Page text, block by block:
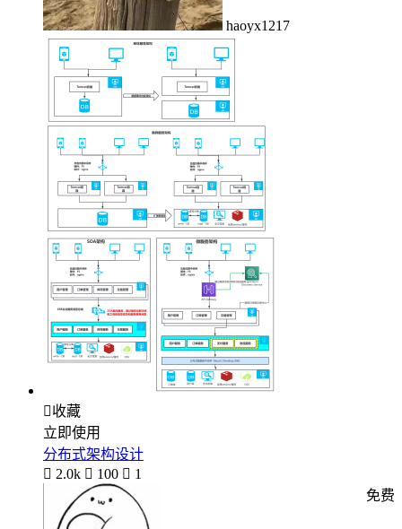
haoyx1217
收藏
立即使用
分布式架构设计
 2.0k  100  1
免费